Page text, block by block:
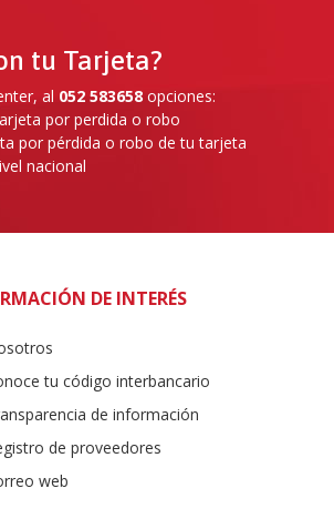
tu Tarjeta?
al 052 583658 opciones:
por perdida o robo
por pérdida o robo de tu tarjeta
nacional
DE INTERÉS
tu código interbancario
de información
de proveedores
web